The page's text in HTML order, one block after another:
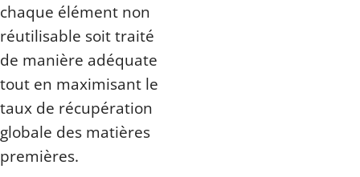
chaque élément non
réutilisable soit traité
de manière adéquate
tout en maximisant le
taux de récupération
globale des matières
premières.